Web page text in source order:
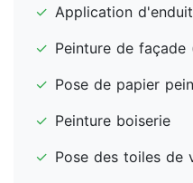
✓ Application
✓ Peinture de façade
✓ Pose de papier
✓ Peinture boiserie
✓ Pose des toiles de